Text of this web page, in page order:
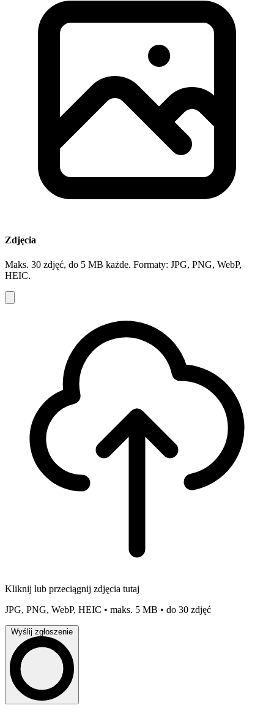
Zdjęcia
Maks. 30 zdjęć, do 5 MB każde. Formaty: JPG, PNG, WebP,
HEIC.
Kliknij lub przeciągnij zdjęcia tutaj
JPG, PNG, WebP, HEIC • maks. 5 MB • do 30 zdjęć
Wyślij zgłoszenie